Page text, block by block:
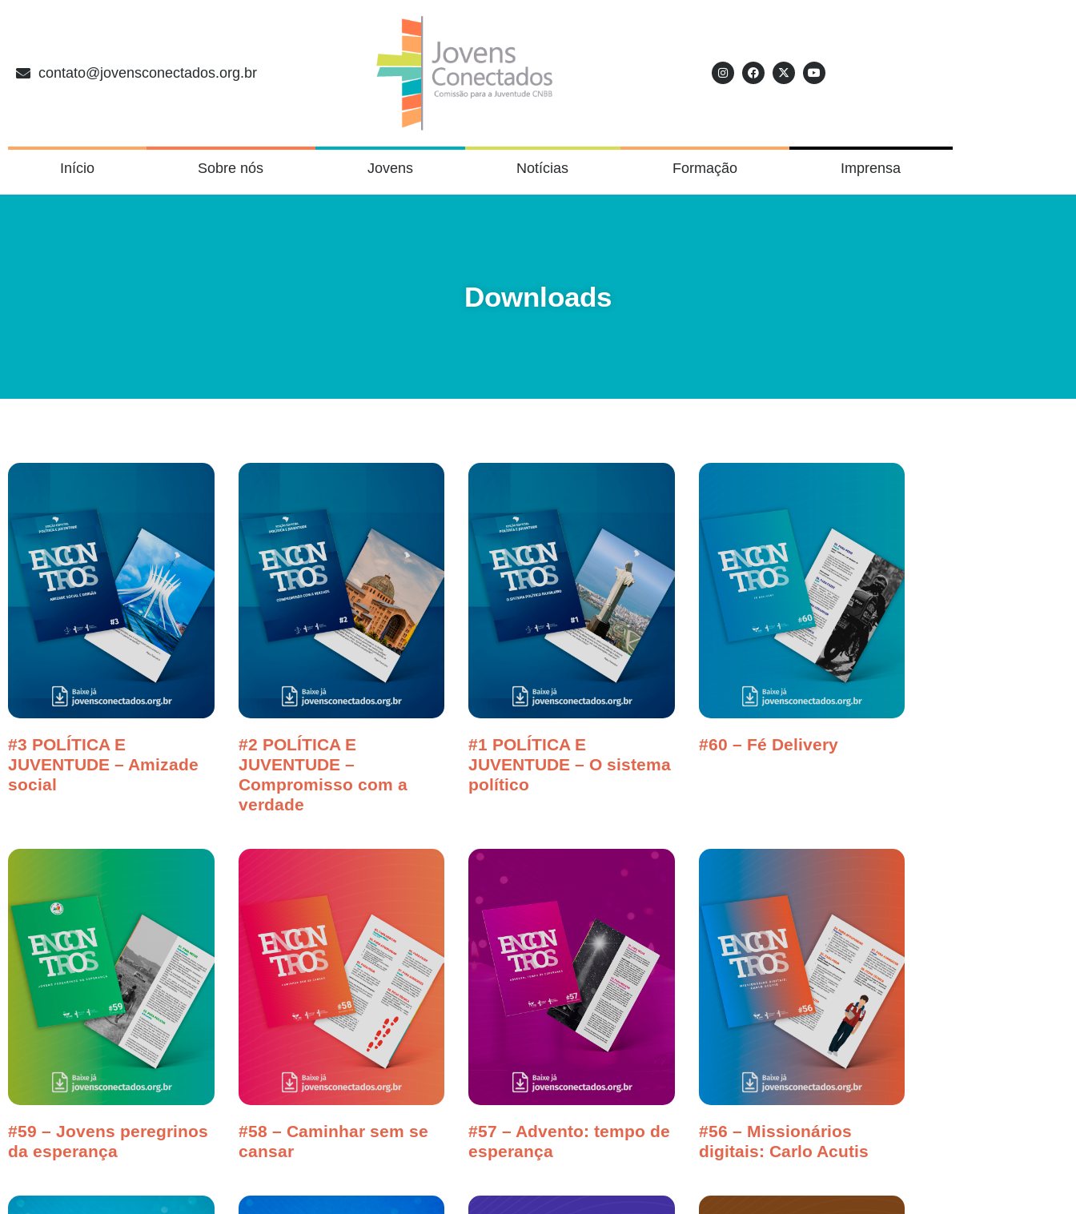
contato@jovensconectados.org.br
Início Sobre nós Jovens Notícias Formação Imprensa
Downloads
#3 POLÍTICA E
JUVENTUDE – Amizade
social
#2 POLÍTICA E
JUVENTUDE –
Compromisso com a
verdade
#1 POLÍTICA E
JUVENTUDE – O sistema
político
#60 – Fé Delivery
#59 – Jovens peregrinos
da esperança
#58 – Caminhar sem se
cansar
#57 – Advento: tempo de
esperança
#56 – Missionários
digitais: Carlo Acutis